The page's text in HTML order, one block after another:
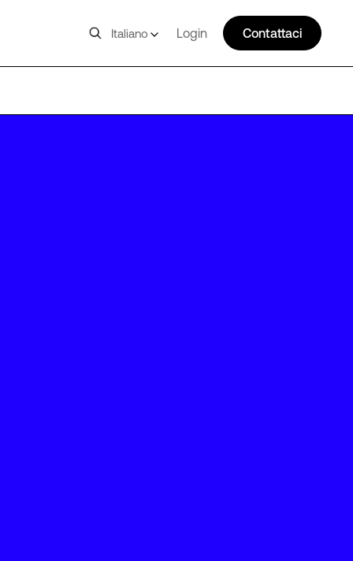
Italiano Login Contattaci
DFW18